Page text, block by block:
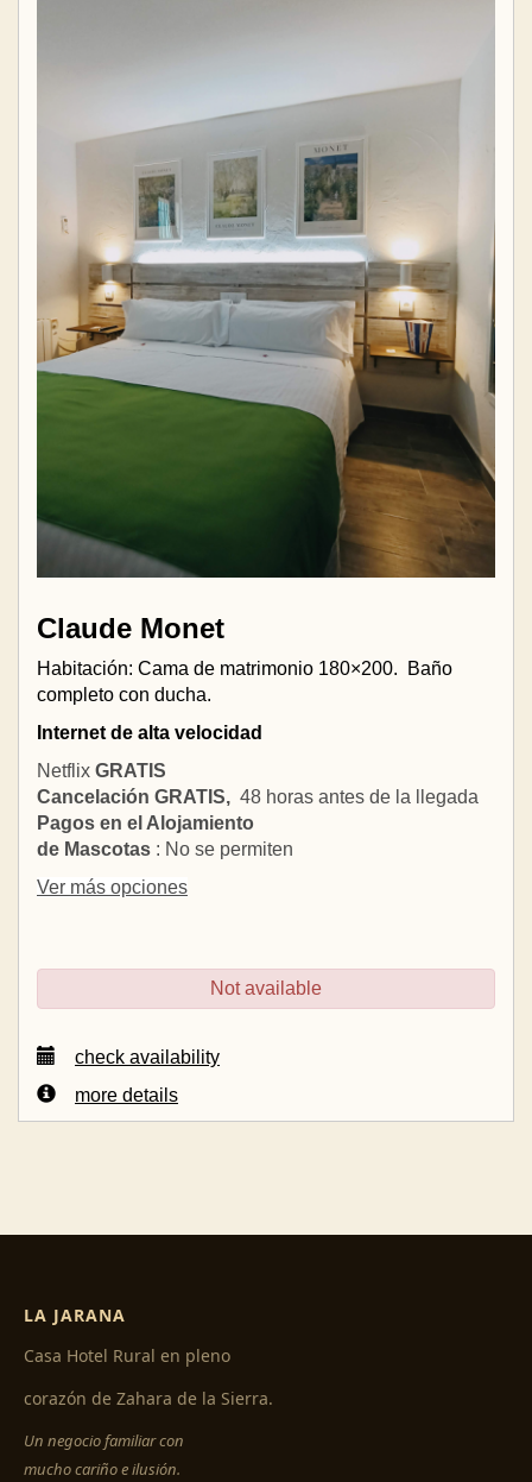
Claude Monet
Habitación: Cama de matrimonio 180×200.
Baño
completo con ducha.
Internet de alta velocidad
Netflix GRATIS
Cancelación GRATIS, 48 horas antes de la llegada
Pagos en el Alojamiento
de Mascotas : No se permiten
Ver más opciones
Not available
check availability
more details
LA JARANA
Casa Hotel Rural en pleno
corazón de Zahara de la Sierra.
Un negocio familiar con
mucho cariño e ilusión.